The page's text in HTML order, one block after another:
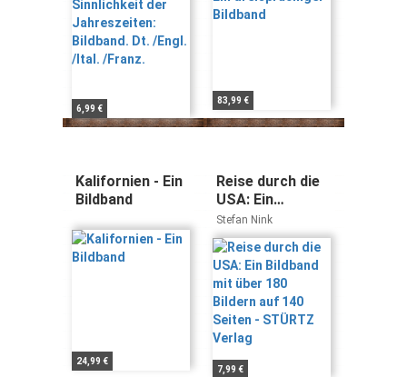
/Franz.
6,99 €
83,99 €
Kalifornien - Ein
Bildband
24,99 €
Reise durch die
USA: Ein
Bildband mit
über 180 Bildern
auf 140 Seiten -
STÜRTZ Verlag
Stefan Nink
7,99 €